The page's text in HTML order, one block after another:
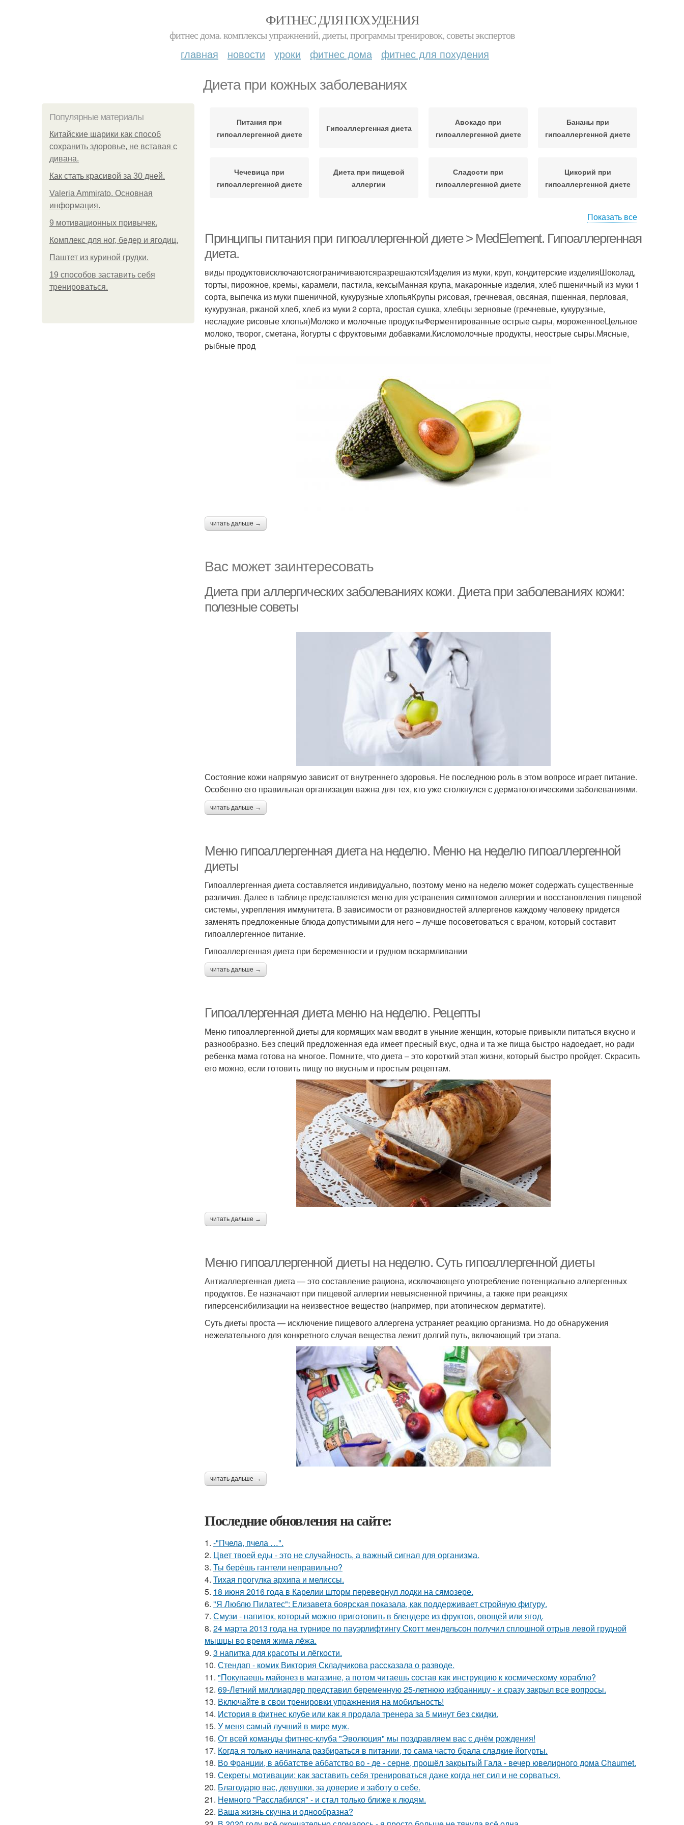
ФИТНЕС ДЛЯ ПОХУДЕНИЯ
фитнес дома. комплексы упражнений, диеты, программы тренировок, советы экспертов
главная новости уроки фитнес дома фитнес для похудения
Диета при кожных заболеваниях
Популярные материалы
Китайские шарики как способ
сохранить здоровье, не вставая с
дивана.
Как стать красивой за 30 дней.
Valeria Ammirato. Основная
информация.
9 мотивационных привычек.
Комплекс для ног, бедер и ягодиц.
Паштет из куриной грудки.
19 способов заставить себя
тренироваться.
Питания при
гипоаллергенной диете
Гипоаллергенная диета
Авокадо при
гипоаллергенной диете
Бананы при
гипоаллергенной диете
Чечевица при
гипоаллергенной диете
Диета при пищевой
аллергии
Сладости при
гипоаллергенной диете
Цикорий при
гипоаллергенной диете
дерматите
дерматите
Показать все
Принципы питания при гипоаллергенной диете > MedElement. Гипоаллергенная
диета.
виды продуктовисключаютсяограничиваютсяразрешаютсяИзделия из муки, круп, кондитерские изделияШоколад,
торты, пирожное, кремы, карамели, пастила, кексыМанная крупа, макаронные изделия, хлеб пшеничный из муки 1
сорта, выпечка из муки пшеничной, кукурузные хлопьяКрупы рисовая, гречневая, овсяная, пшенная, перловая,
кукурузная, ржаной хлеб, хлеб из муки 2 сорта, простая сушка, хлебцы зерновые (гречневые, кукурузные,
несладкие рисовые хлопья)Молоко и молочные продуктыФерментированные острые сыры, мороженноеЦельное
молоко, творог, сметана, йогурты с фруктовыми добавками.Кисломолочные продукты, неострые сыры.Мясные,
рыбные прод
читать дальше →
Вас может заинтересовать
Диета при аллергических заболеваниях кожи. Диета при заболеваниях кожи:
полезные советы
Состояние кожи напрямую зависит от внутреннего здоровья. Не последнюю роль в этом вопросе играет питание.
Особенно его правильная организация важна для тех, кто уже столкнулся с дерматологическими заболеваниями.
читать дальше →
Меню гипоаллергенная диета на неделю. Меню на неделю гипоаллергенной
диеты
Гипоаллергенная диета составляется индивидуально, поэтому меню на неделю может содержать существенные
различия. Далее в таблице представляется меню для устранения симптомов аллергии и восстановления пищевой
системы, укрепления иммунитета. В зависимости от разновидностей аллергенов каждому человеку придется
заменять предложенные блюда допустимыми для него – лучше посоветоваться с врачом, который составит
гипоаллергенное питание.
Гипоаллергенная диета при беременности и грудном вскармливании
читать дальше →
Гипоаллергенная диета меню на неделю. Рецепты
Меню гипоаллергенной диеты для кормящих мам вводит в уныние женщин, которые привыкли питаться вкусно и
разнообразно. Без специй предложенная еда имеет пресный вкус, одна и та же пища быстро надоедает, но ради
ребенка мама готова на многое. Помните, что диета – это короткий этап жизни, который быстро пройдет. Скрасить
его можно, если готовить пищу по вкусным и простым рецептам.
читать дальше →
Меню гипоаллергенной диеты на неделю. Суть гипоаллергенной диеты
Антиаллергенная диета — это составление рациона, исключающего употребление потенциально аллергенных
продуктов. Ее назначают при пищевой аллергии невыясненной причины, а также при реакциях
гиперсенсибилизации на неизвестное вещество (например, при атопическом дерматите).
Суть диеты проста — исключение пищевого аллергена устраняет реакцию организма. Но до обнаружения
нежелательного для конкретного случая вещества лежит долгий путь, включающий три этапа.
читать дальше →
Последние обновления на сайте:
1. -"Пчела, пчела …".
2. Цвет твоей еды - это не случайность, а важный сигнал для организма.
3. Ты берёшь гантели неправильно?
4. Тихая прогулка архипа и мелиссы.
5. 18 июня 2016 года в Карелии шторм перевернул лодки на сямозере.
6. "Я Люблю Пилатес": Елизавета боярская показала, как поддерживает стройную фигуру.
7. Смузи - напиток, который можно приготовить в блендере из фруктов, овощей или ягод.
8. 24 марта 2013 года на турнире по пауэрлифтингу Скотт мендельсон получил сплошной отрыв левой грудной
мышцы во время жима лёжа.
9. 3 напитка для красоты и лёгкости.
10. Стендап - комик Виктория Складчикова рассказала о разводе.
11. "Покупаешь майонез в магазине, а потом читаешь состав как инструкцию к космическому кораблю?
12. 69-Летний миллиардер представил беременную 25-летнюю избранницу - и сразу закрыл все вопросы.
13. Включайте в свои тренировки упражнения на мобильность!
14. История в фитнес клубе или как я продала тренера за 5 минут без скидки.
15. У меня самый лучший в мире муж.
16. От всей команды фитнес-клуба "Эволюция" мы поздравляем вас с днём рождения!
17. Когда я только начинала разбираться в питании, то сама часто брала сладкие йогурты.
18. Во Франции, в аббатстве аббатство во - де - серне, прошёл закрытый Гала - вечер ювелирного дома Chaumet.
19. Секреты мотивации: как заставить себя тренироваться даже когда нет сил и не сорваться.
20. Благодарю вас, девушки, за доверие и заботу о себе.
21. Немного "Расслабился" - и стал только ближе к людям.
22. Ваша жизнь скучна и однообразна?